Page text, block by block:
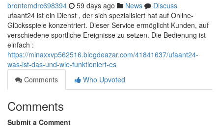
brontemdrc698394 59 days ago News
Discuss
ufaant24 ist ein Dienst , der sich spezialisiert hat auf Online-
Glücksspiele konzentriert. Dieser Service ermöglicht Kunden, auf
verschiedene sportliche Ereignisse zu setzen. Die Bedienung ist
einfach :
https://minaxxvp562516.blogdeazar.com/41841637/ufaant24-
was-ist-das-und-wie-funktioniert-es
Comments
Who Upvoted
Comments
Submit a Comment